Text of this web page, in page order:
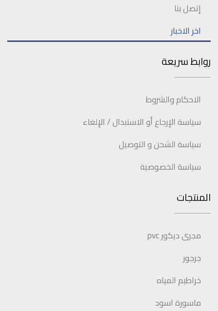
إتصل بنا
اخر الاخبار
روابط سريعة
الاحكام والشروط
سياسة الإرجاع أو الاستبدال / الإلغاء
سياسة الشحن و التوصيل
سياسة الخصوصية
المنتجات
مجرى ديكور pvc
جرجور
خراطيم المياه
ماسورة اسود